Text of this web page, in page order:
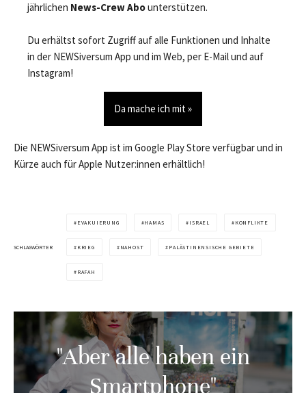
jährlichen News-Crew Abounterstützen.
Du erhältst sofort Zugriff auf alle Funktionen und Inhalte
in der NEWSiversum App und im Web, per E-Mail und auf
Instagram!
Da mache ich mit »
Die NEWSiversum App ist im Google Play Store verfügbar und in
Kürze auch für Apple Nutzer:innen erhältlich!
SCHLAGWÖRTER
EVAKUIERUNG HAMAS ISRAEL KONFLIKTE
KRIEG NAHOST PALÄSTINENSISCHE GEBIETE
RAFAH
"Aber alle haben ein
Smartphone"